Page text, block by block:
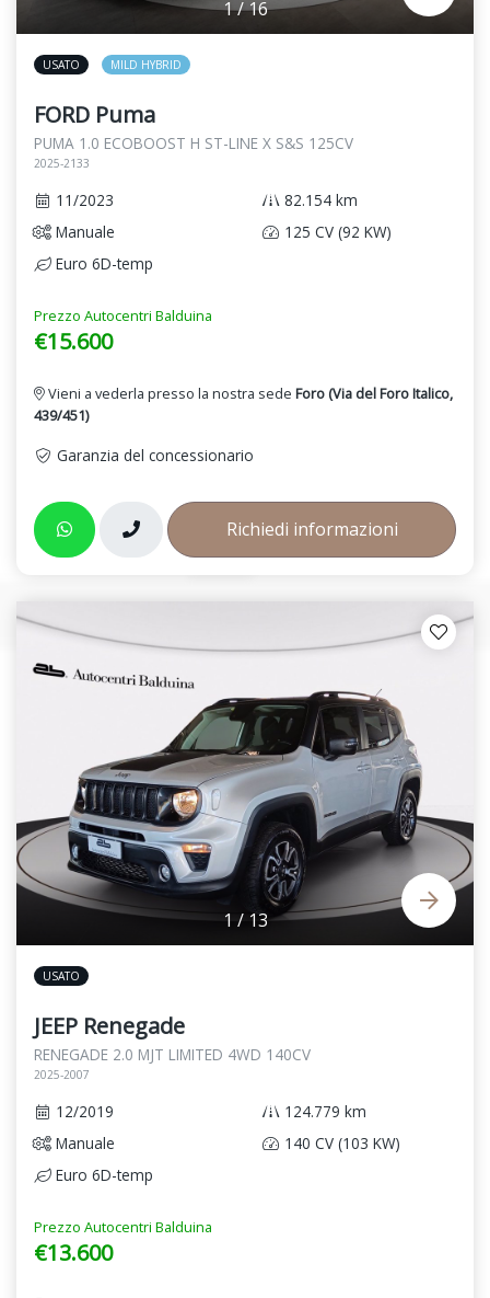
1/16
USATO MILD HYBRID
FORD Puma
PUMA 1.0 ECOBOOST H ST-LINE X S&S 125CV
2025-2133
11/2023
82.154 km
Manuale
125 CV (92 KW)
Euro 6D-temp
Prezzo Autocentri Balduina
€15.600
Vieni a vederla presso la nostra sede Foro (Via del Foro Italico,
439/451)
Garanzia del concessionario
Richiedi informazioni
1 / 13
USATO
JEEP Renegade
RENEGADE 2.0 MJT LIMITED 4WD 140CV
2025-2007
12/2019
124.779 km
Manuale
140 CV (103 KW)
Euro 6D-temp
Prezzo Autocentri Balduina
€13.600